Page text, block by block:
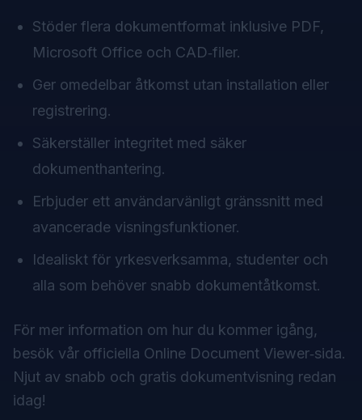
Stöder flera dokumentformat inklusive PDF,
Microsoft Office och CAD‑filer.
Ger omedelbar åtkomst utan installation eller
registrering.
Säkerställer integritet med säker
dokumenthantering.
Erbjuder ett användarvänligt gränssnitt med
avancerade visningsfunktioner.
Idealiskt för yrkesverksamma, studenter och
alla som behöver snabb dokumentåtkomst.
För mer information om hur du kommer igång,
besök vår officiella Online Document Viewer‑sida.
Njut av snabb och gratis dokumentvisning redan
idag!